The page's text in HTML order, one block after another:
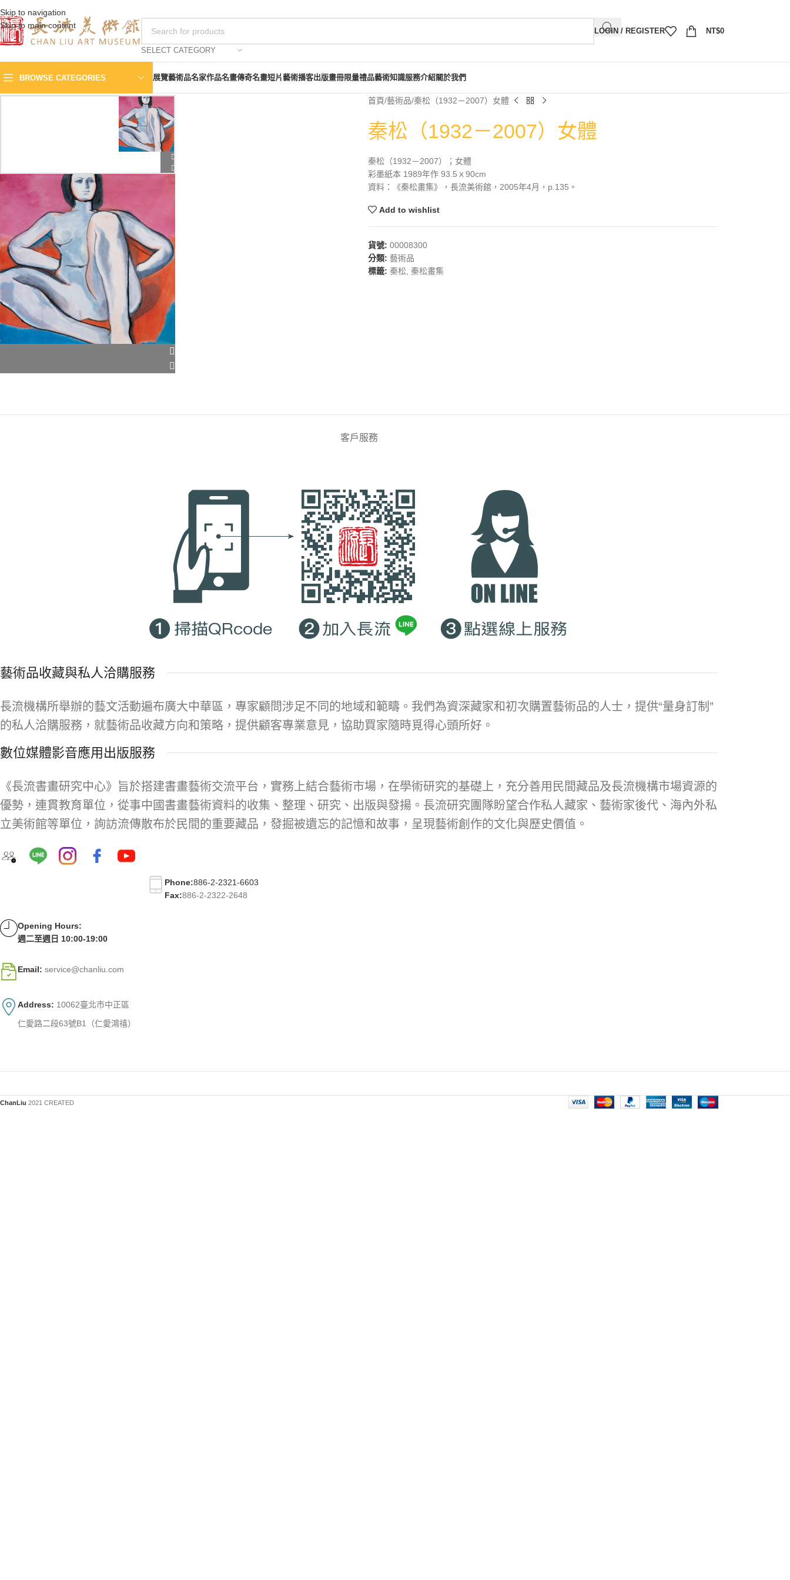
Skip to navigation
Skip to main content
SELECT CATEGORY
LOGIN / REGISTER NT$0
BROWSE CATEGORIES 展覽藝術品名家作品名畫傳奇名畫短片藝術播客出版畫冊限量禮品藝術知識服務介紹關於我們
首頁 藝術品 秦松（1932－2007）女體
秦松（1932－2007）女體
秦松（1932－2007）；女體
彩墨紙本 1989年作 93.5ｘ90cm
資料：《秦松畫集》，長流美術館，2005年4月，p.135。
Add to wishlist
貨號: 00008300
分類: 藝術品
標籤: 秦松 秦松畫集
客戶服務
藝術品收藏與私人洽購服務
長流機構所舉辦的藝文活動遍布廣大中華區，專家顧問涉足不同的地域和範疇。我們為資深藏家和初次購置藝術品的人士，提供“量身訂制”
的私人洽購服務，就藝術品收藏方向和策略，提供顧客專業意見，協助買家隨時覓得心頭所好。
數位媒體影音應用出版服務
《長流書畫研究中心》旨於搭建書畫藝術交流平台，實務上結合藝術市場，在學術研究的基礎上，充分善用民間藏品及長流機構市場資源的
優勢，連貫教育單位，從事中國書畫藝術資料的收集、整理、研究、出版與發揚。長流研究團隊盼望合作私人藏家、藝術家後代、海內外私
立美術館等單位，詢訪流傳散布於民間的重要藏品，發掘被遺忘的記憶和故事，呈現藝術創作的文化與歷史價值。
Phone:886-2-2321-6603
Fax:886-2-2322-2648
Opening Hours:
週二至週日 10:00-19:00
Email: service@chanliu.com
Address: 10062臺北市中正區
仁愛路二段63號B1（仁愛鴻禧）
ChanLiu 2021 CREATED